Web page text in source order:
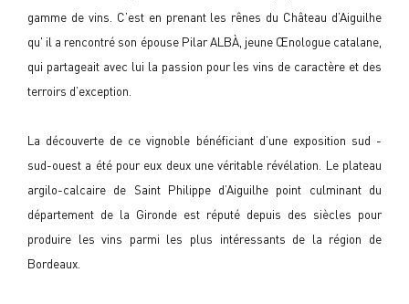
gamme de vins. C’est en prenant les rênes du Château d’Aiguilhe
qu' il a rencontré son épouse Pilar ALBÀ, jeune Œnologue catalane,
qui partageait avec lui la passion pour les vins de caractère et des
terroirs d’exception.
La découverte de ce vignoble bénéficiant d’une exposition sud -
sud-ouest a été pour eux deux une véritable révélation. Le plateau
argilo-calcaire de Saint Philippe d’Aiguilhe point culminant du
département de la Gironde est réputé depuis des siècles pour
produire les vins parmi les plus intéressants de la région de
Bordeaux.